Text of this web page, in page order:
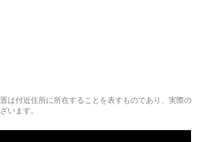
は付近住所に所在することを表すものであり、実際の
います。